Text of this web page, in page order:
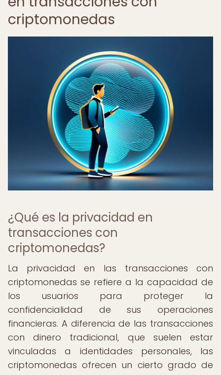
criptomonedas
¿Qué es la privacidad en
transacciones con
criptomonedas?
La privacidad en las transacciones con
criptomonedas se refiere a la capacidad de
los usuarios para proteger la
confidencialidad de sus operaciones
financieras. A diferencia de las transacciones
con dinero tradicional, que suelen estar
vinculadas a identidades personales, las
criptomonedas ofrecen un cierto grado de